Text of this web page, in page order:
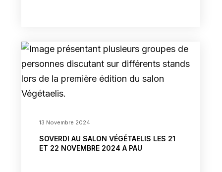
13 Novembre 2024
SOVERDI AU SALON VÉGÉTAELIS LES 21
ET 22 NOVEMBRE 2024 A PAU